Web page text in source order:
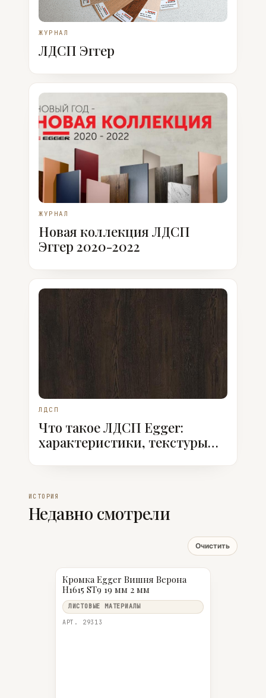
ЖУРНАЛ
ЛДСП Эггер
ЖУРНАЛ
Новая коллекция ЛДСП
Эггер 2020-2022
ЛДСП
Что такое ЛДСП Egger:
характеристики, текстуры
ИСТОРИЯ
Недавно смотрели
Очистить
Кромка Egger Вишня Верона
Н1615 ST9 19 мм 2 мм
ЛИСТОВЫЕ МАТЕРИАЛЫ
АРТ. 29313